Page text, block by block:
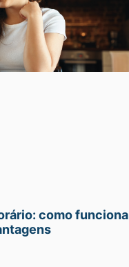
como funciona